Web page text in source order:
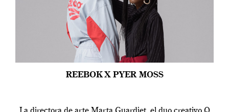
REEBOK X PYER MOSS